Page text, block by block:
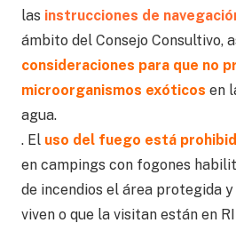
las instrucciones de
ámbito del Consejo Consultivo,
consideraciones para que no
microorganismos exóticos en
agua.
. El uso del fuego está
en campings con fogones
de incendios el área protegida
viven o que la visitan están en